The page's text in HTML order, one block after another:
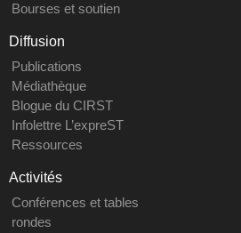
Bourses et soutien
Diffusion
Publications
Médiathèque
Blogue du CIRST
Infolettre L’expreST
Ressources
Activités
Conférences et tables
rondes